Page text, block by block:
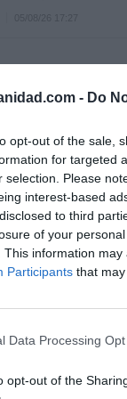
- Do
opt-out of the sale,
for targeted
selection. Please
interest-based
to third
of your
This information
Participants that
Data Processing
opt-out of the
a
en
automóviles
05/08/26 17:31
de la
a los de la
05/08/26 12:30